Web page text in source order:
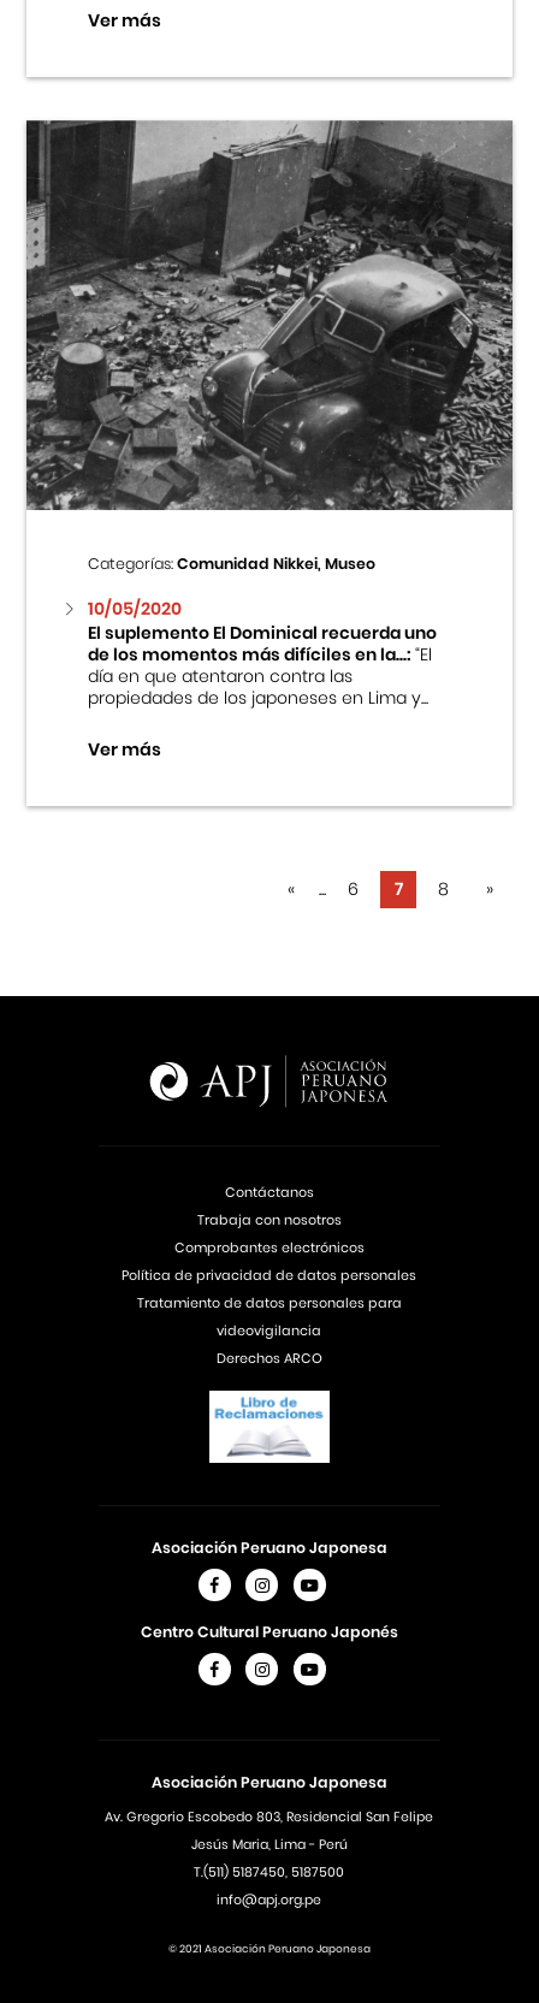
Ver más
Categorías:Comunidad Nikkei, Museo
10/05/2020
El suplemento El Dominical recuerda uno
de los momentos más difíciles en la...:“El
día en que atentaron contra las
propiedades de los japoneses en Lima y...
Ver más
« ... 6 7 8 »
Asociación Peruano Japonesa
Av. Gregorio Escobedo 803, Residencial San Felipe
Jesús Maria, Lima - Perú
T.(511) 5187450, 5187500
info@apj.org.pe
Asociación Peruano Japonesa
Centro Cultural Peruano Japonés
Contáctanos
Trabaja con nosotros
Comprobantes electrónicos
Política de privacidad de datos personales
Tratamiento de datos personales para
videovigilancia
Derechos ARCO
© 2021 Asociación Peruano Japonesa